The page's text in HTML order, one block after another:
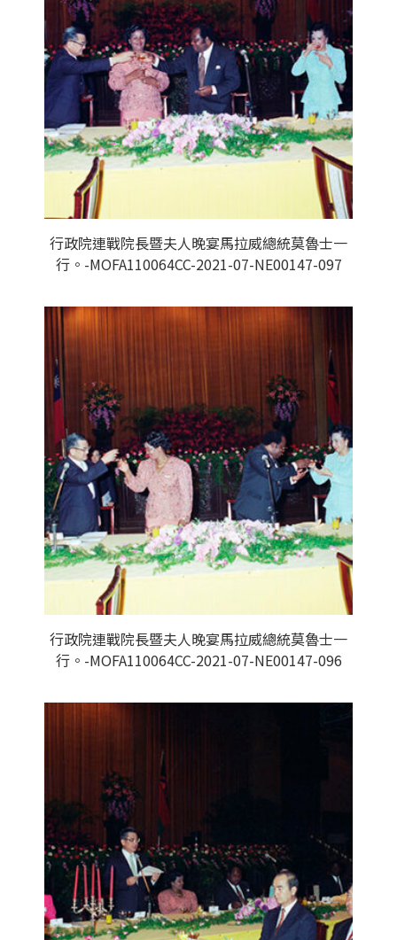
行政院連戰院長暨夫人晚宴馬拉威總統莫魯士一
行。-MOFA110064CC-2021-07-NE00147-097
行政院連戰院長暨夫人晚宴馬拉威總統莫魯士一
行。-MOFA110064CC-2021-07-NE00147-096